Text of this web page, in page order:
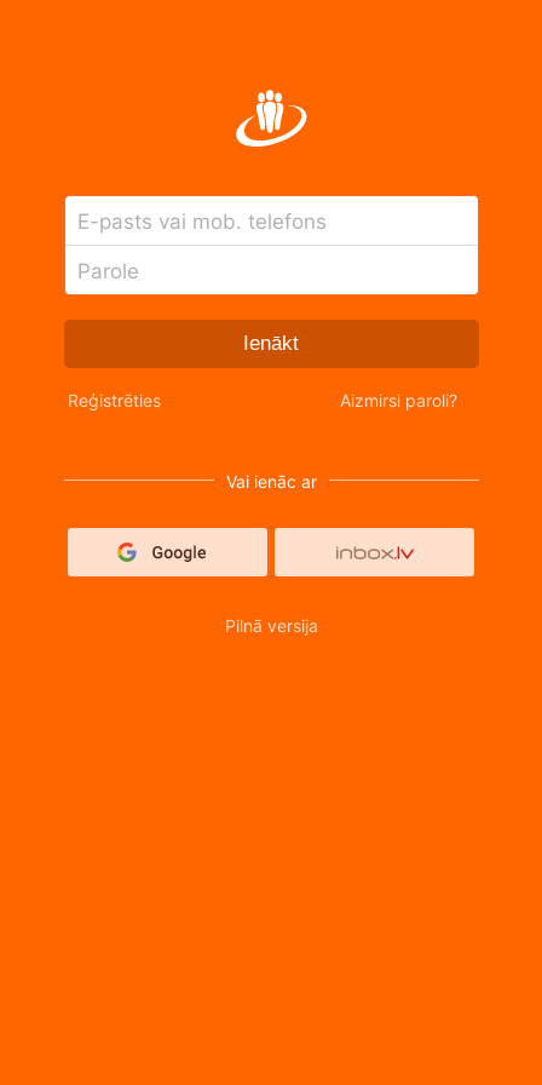
E-pasts vai mob. telefons
Parole
Ienākt
Reģistrēties Aizmirsi paroli?
Vai ienāc ar
Pilnā versija